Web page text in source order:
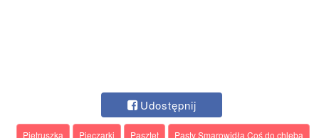
Udostępnij
Pietruszka Pieczarki Pasztet
Pasty Smarowidła Coś do chleba